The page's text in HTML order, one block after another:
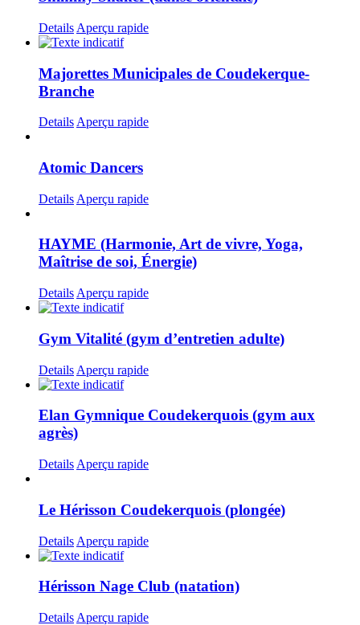
Details Aperçu rapide
Majorettes Municipales de Coudekerque-
Branche
Details Aperçu rapide
Atomic Dancers
Details Aperçu rapide
HAYME (Harmonie, Art de vivre, Yoga,
Maîtrise de soi, Énergie)
Details Aperçu rapide
Gym Vitalité (gym d’entretien adulte)
Details Aperçu rapide
Elan Gymnique Coudekerquois (gym aux
agrès)
Details Aperçu rapide
Le Hérisson Coudekerquois (plongée)
Details Aperçu rapide
Hérisson Nage Club (natation)
Details Aperçu rapide